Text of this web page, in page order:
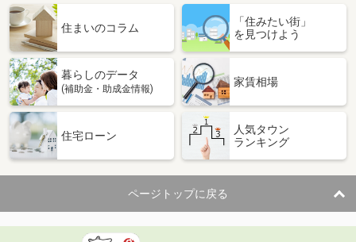
住まいのコラム
「住みたい街」
を見つけよう
暮らしのデータ
(補助金・助成金情報)
家賃相場
住宅ローン
人気タウン
ランキング
ページトップに戻る